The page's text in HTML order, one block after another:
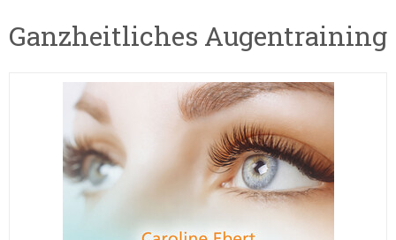
Ganzheitliches Augentraining